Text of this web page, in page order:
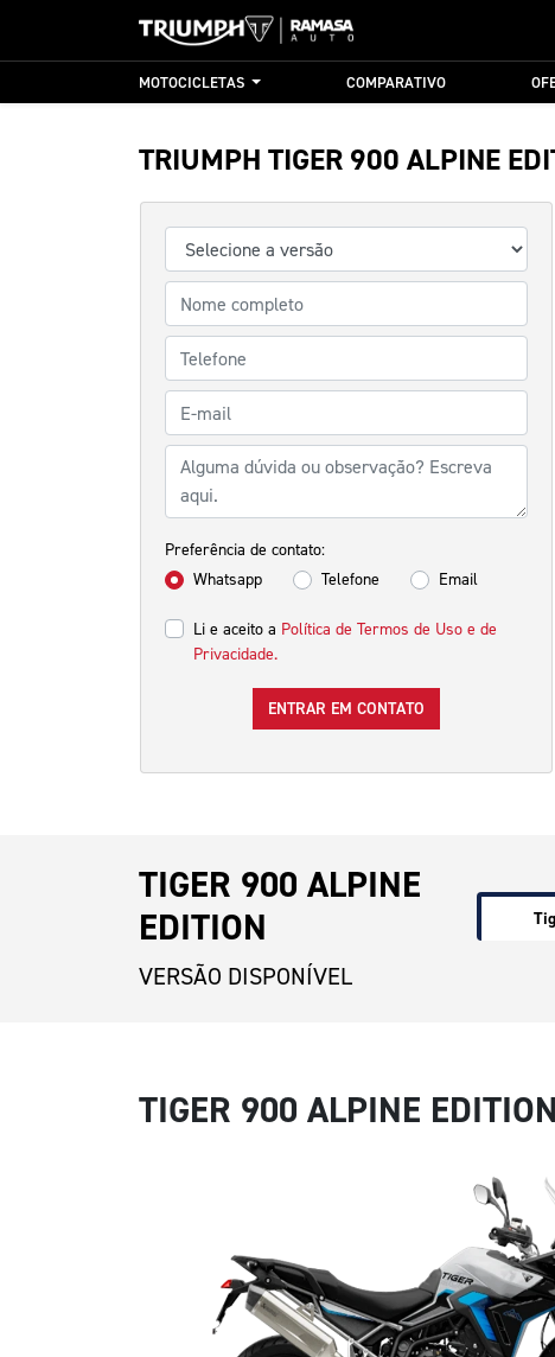
MOTOCICLETAS COMPARATIVO
TRIUMPH TIGER 900 ALPINE
Preferência de contato:
Whatsapp
Telefone Email
Li e aceito a Política de Termos de Uso e de
Privacidade.
ENTRAR EM CONTATO
TIGER 900 ALPINE
EDITION
VERSÃO DISPONÍVEL
TIGER 900 ALPINE EDITION